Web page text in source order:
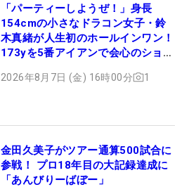
「パーティーしようぜ！」身長
154cmの小さなドラコン女子・鈴
木真緒が人生初のホールインワン！
173yを5番アイアンで会心のショッ
2026年8月7日 (金) 16時00分 1
金田久美子がツアー通算500試合に
参戦！ プロ18年目の大記録達成に
「あんびりーばぼー」